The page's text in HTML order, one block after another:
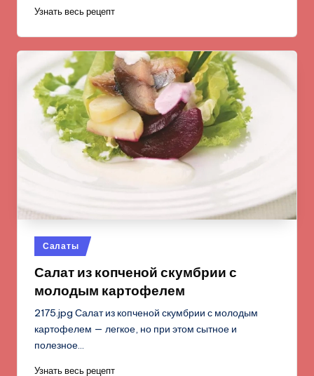
Узнать весь рецепт
Опубликовано
в
Салаты
Салат из копченой скумбрии с
молодым картофелем
2175.jpg Салат из копченой скумбрии с молодым
картофелем — легкое, но при этом сытное и
полезное…
Узнать весь рецепт